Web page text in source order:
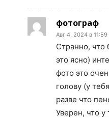
фотограф
Авг 4, 2024 в 11:59
Странно, что
это ясно)
фото это
голову (у
разве что
Уверен, что у